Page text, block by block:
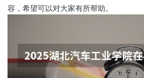
容，希望可以对大家有所帮助。